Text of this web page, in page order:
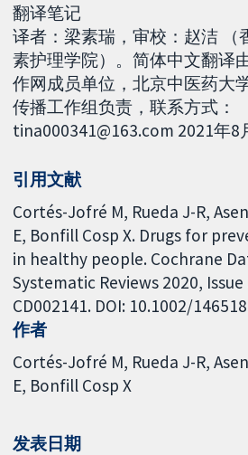
翻译笔记
译者：梁素瑞，审校：赵洁 （
素护理学院）。简体中文翻译
作网成员单位，北京中医药大
传播工作组负责，联系方式：
tina000341@163.com 2021年8
引用文献
Cortés-Jofré M, Rueda J-R,
E, Bonfill Cosp X. Drugs for
in healthy people. Cochrane
Systematic Reviews 2020, Issue
CD002141. DOI: 10.1002/
作者
Cortés-Jofré M Rueda J-R
E Bonfill Cosp X
发表日期